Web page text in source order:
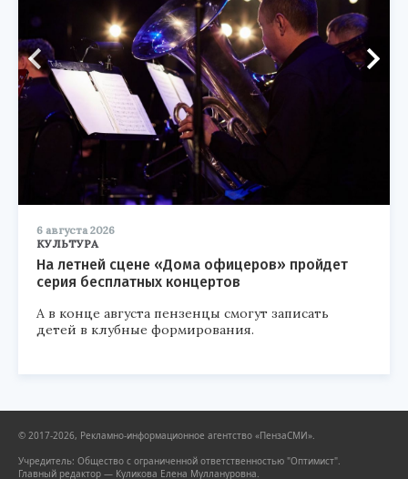
6 августа 2026
КУЛЬТУРА
На летней сцене «Дома офицеров» пройдет
серия бесплатных концертов
А в конце августа пензенцы смогут записать
детей в клубные формирования.
© 2017-2026, Рекламно-информационное агентство «ПензаСМИ».
Учредитель: Общество с ограниченной ответственностью "Оптимист".
Главный редактор — Куликова Елена Муллануровна.